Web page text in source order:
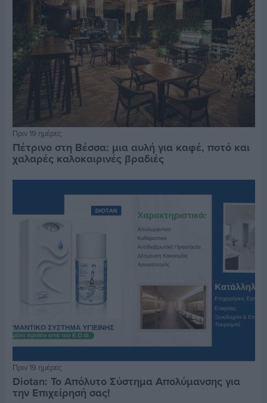
Πριν 19 ημέρες
Πέτρινο στη Βέσσα: μια αυλή για καφέ, ποτό και
χαλαρές καλοκαιρινές βραδιές
Πριν 19 ημέρες
Diotan: Το Απόλυτο Σύστημα Απολύμανσης για
την Επιχείρησή σας!